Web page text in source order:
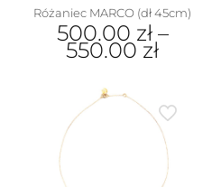
Różaniec MARCO (dł 45cm)
500.00 zł–
550.00 zł
wariantów.